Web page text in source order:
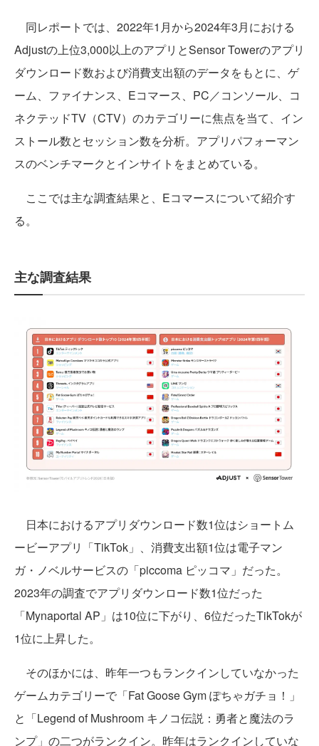
同レポートでは、2022年1月から2024年3月における
Adjustの上位3,000以上のアプリとSensor Towerのアプリ
ダウンロード数および消費支出額のデータをもとに、ゲ
ーム、ファイナンス、Eコマース、PC／コンソール、コ
ネクテッドTV（CTV）のカテゴリーに焦点を当て、イン
ストール数とセッション数を分析。アプリパフォーマン
スのベンチマークとインサイトをまとめている。
ここでは主な調査結果と、Eコマースについて紹介す
る。
主な調査結果
日本におけるアプリダウンロード数1位はショートム
ービーアプリ「TikTok」、消費支出額1位は電子マン
ガ・ノベルサービスの「piccoma ピッコマ」だった。
2023年の調査でアプリダウンロード数1位だった
「Mynaportal AP」は10位に下がり、6位だったTikTokが
1位に上昇した。
そのほかには、昨年一つもランクインしていなかった
ゲームカテゴリーで「Fat Goose Gym ぽちゃガチョ！」
と「Legend of Mushroom キノコ伝説：勇者と魔法のラ
ンプ」の二つがランクイン。昨年はランクインしていな